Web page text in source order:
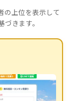
の上位を表示して
きます。